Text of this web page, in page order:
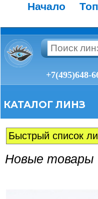
Начало
+7(495)648-
КАТАЛОГ ЛИНЗ
Новые товары